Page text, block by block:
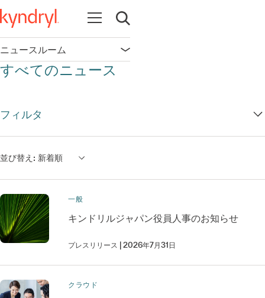
Open navigation
Open search
ニュースルーム Open navigation
すべてのニュース
フィルタ
並び替え: 新着順
一般
キンドリルジャパン役員人事のお知らせ
プレスリリース 2026年7月31日
クラウド